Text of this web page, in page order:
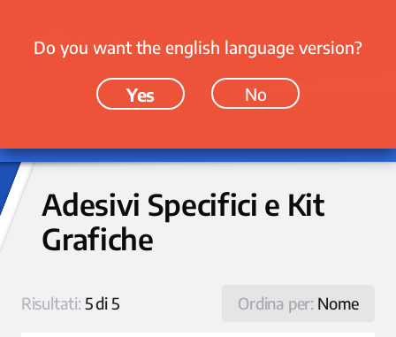
Adesivi Specifici e Kit
Grafiche
Ordina per: Nome
Risultati:5 di 5
Do you want the english language version?
Yes No